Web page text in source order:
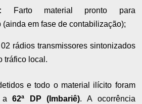
Farto material pronto para
em fase de contabilização);
02 rádios transmissores sintonizados
tráfico local.
e todo o material ilícito foram
a62ª DP (Imbariê). A ocorrência